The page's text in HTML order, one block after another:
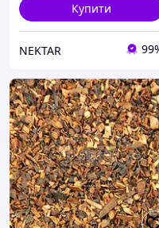
Купити
NEKTAR